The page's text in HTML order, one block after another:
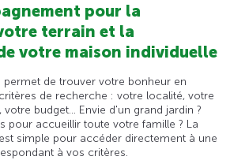
pour la
terrain et la
votre maison individuelle
permet de trouver votre bonheur en
de recherche : votre localité, votre
budget... Envie d'un grand jardin ?
pour accueillir toute votre famille ? La
simple pour accéder directement à une
à vos critères.